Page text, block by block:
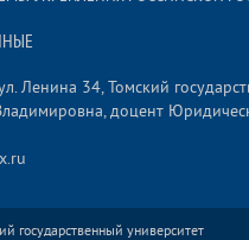
Ленина 34, Томский
доцент
государственный университет